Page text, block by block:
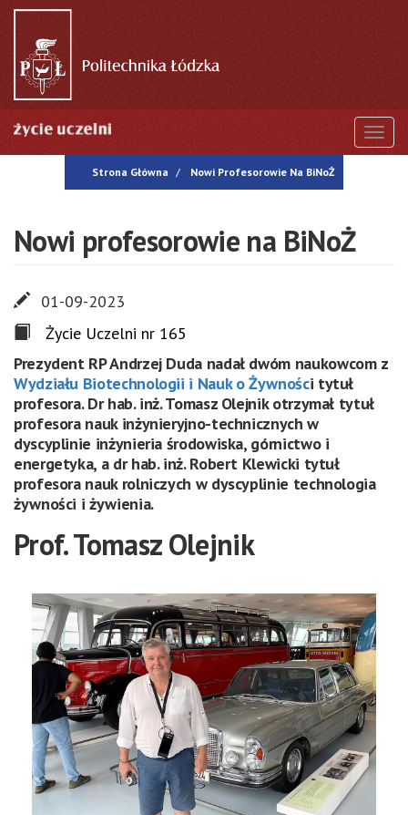
Przejdź
treści
Strona Główna Nowi Profesorowie Na BiNoŻ
Nowi profesorowie na BiNoŻ
01-09-2023
Życie Uczelni nr 165
Prezydent RP Andrzej Duda nadał dwóm naukowcom z
Wydziału Biotechnologii i Nauk o Żywności tytuł
profesora. Dr hab. inż. Tomasz Olejnik otrzymał tytuł
profesora nauk inżynieryjno-technicznych w
dyscyplinie inżynieria środowiska, górnictwo i
energetyka, a dr hab. inż. Robert Klewicki tytuł
profesora nauk rolniczych w dyscyplinie technologia
żywności i żywienia.
Prof. Tomasz Olejnik